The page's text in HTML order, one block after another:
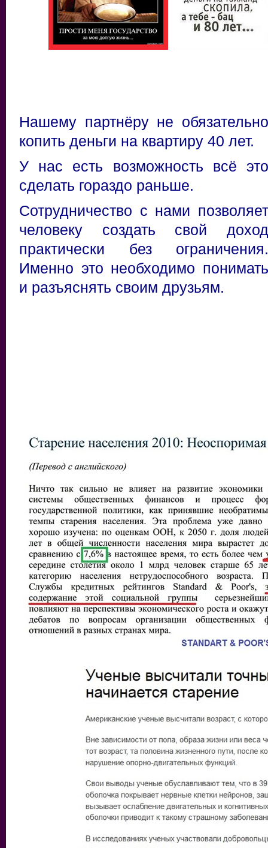
Нашему партнёру не обязательно
копить деньги на квартиру 40 лет.
У нас есть возможность всё это
сделать гораздо раньше.
Сотрудничество с нами позволяет
человеку создать свой доход
практически без ограничения.
Именно это необходимо понимать
и разъяснять своим друзьям.